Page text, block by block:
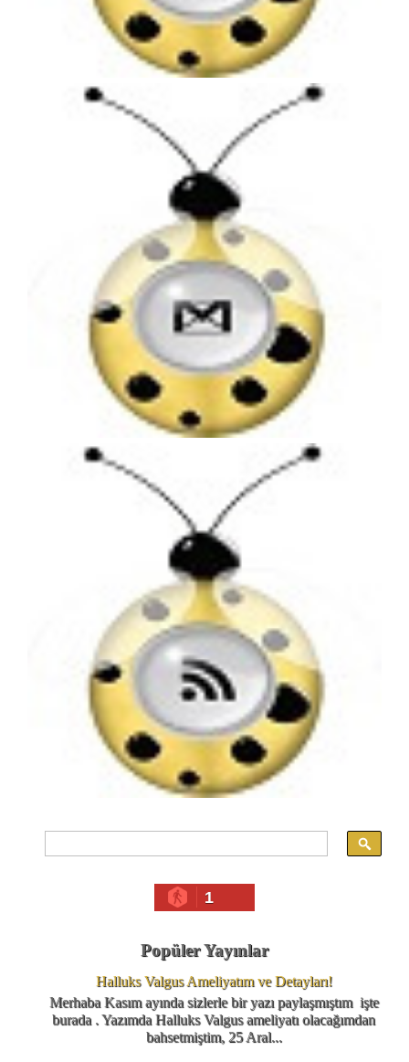
1
Popüler Yayınlar
Halluks Valgus Ameliyatım ve Detayları!
Merhaba Kasım ayında sizlerle bir yazı paylaşmıştım işte
burada . Yazımda Halluks Valgus ameliyatı olacağımdan
bahsetmiştim, 25 Aral...